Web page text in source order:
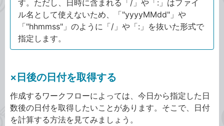
す。ただし、日時に含まれる「/」や「:」はファイ
ル名として使えないため、「"yyyyMMdd"」や
「"hhmmss"」のように「/」や「:」を抜いた形式で
指定します。
×日後の日付を取得する
作成するワークフローによっては、今日から指定した日
数後の日付を取得したいことがあります。そこで、日付
を計算する方法を見てみましょう。